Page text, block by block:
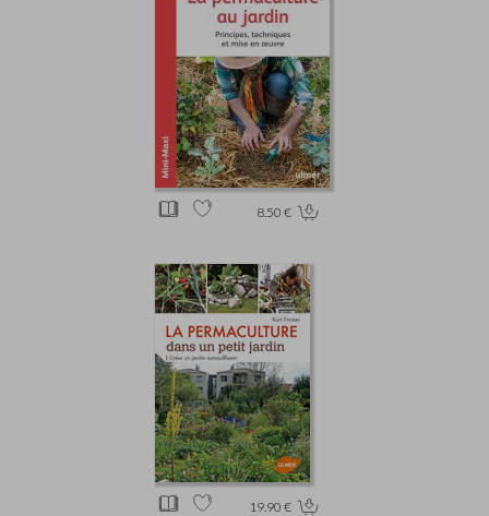
8.50 €
19.90 €